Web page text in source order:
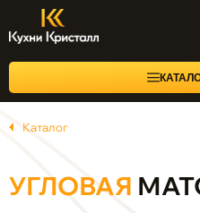
Каталог
УГЛОВАЯ